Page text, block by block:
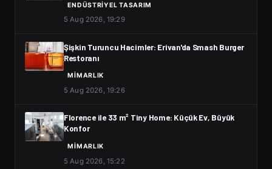
ENDÜSTRIYEL TASARIM
5 Aug 2026, 19:29
Şişkin Turuncu Hacimler: Erivan'da Smash Burger
Restoranı
MIMARLIK
5 Aug 2026, 19:26
Florence ile 33 m² Tiny Home: Küçük Ev, Büyük
Konfor
MIMARLIK
5 Aug 2026, 15:22